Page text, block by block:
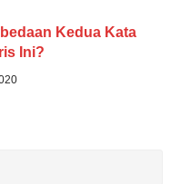
Kedua Kata
Ini?